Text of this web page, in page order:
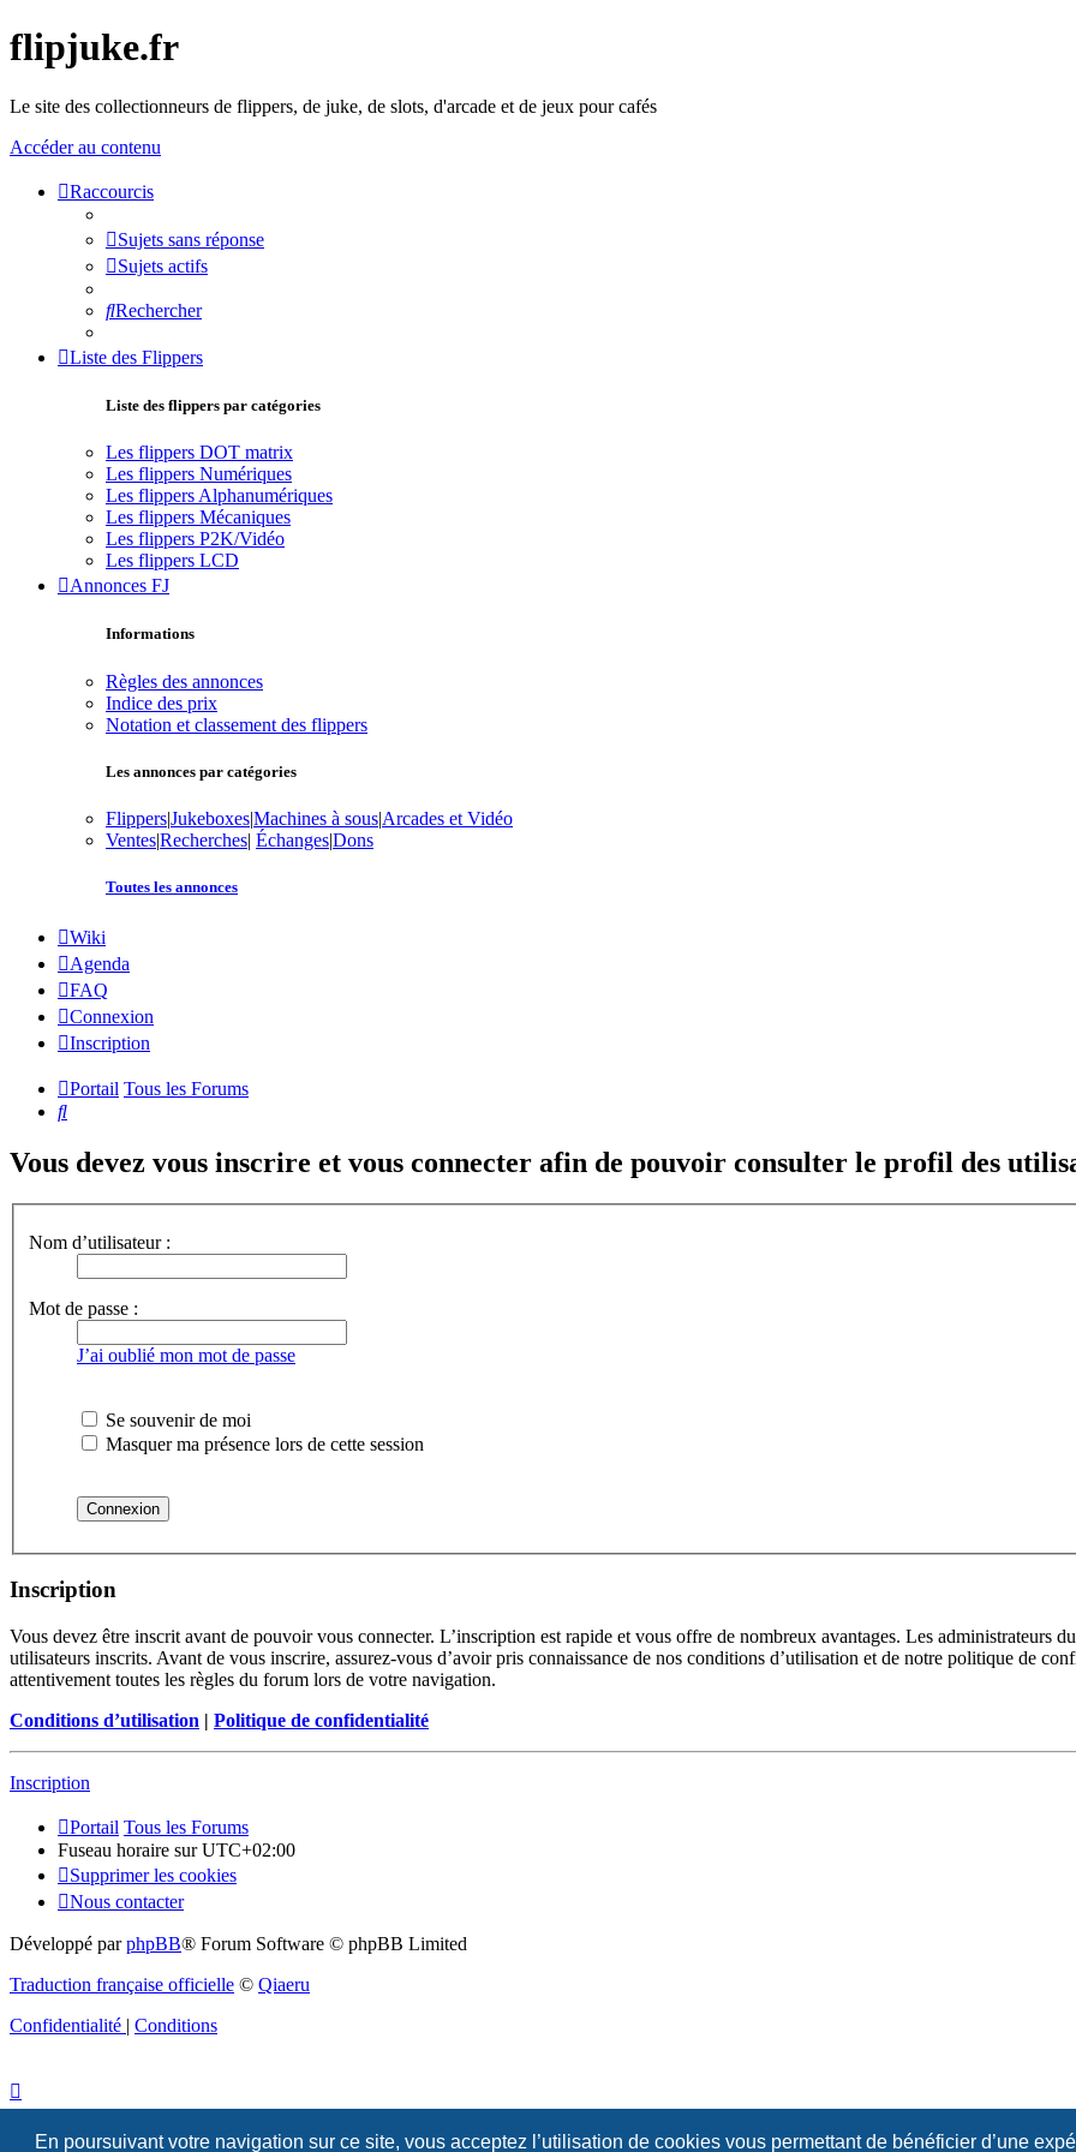
En poursuivant votre navigation sur ce site, vous acceptez l’utilisation de cookies vous permettant de bénéficier d’une
flipjuke.fr
Le site des collectionneurs de flippers, de juke, de slots, d'arcade et de jeux pour cafés
Accéder au contenu
Raccourcis
Sujets sans réponse
Sujets actifs
Rechercher
Liste des Flippers
Liste des flippers par catégories
Les flippers DOT matrix
Les flippers Numériques
Les flippers Alphanumériques
Les flippers Mécaniques
Les flippers P2K/Vidéo
Les flippers LCD
Annonces FJ
Informations
Règles des annonces
Indice des prix
Notation et classement des flippers
Les annonces par catégories
Flippers|Jukeboxes|Machines à sous|Arcades et Vidéo
Ventes|Recherches| Échanges|Dons
Toutes les annonces
Wiki
Agenda
FAQ
Connexion
Inscription
Portail Tous les Forums
Rechercher
Vous devez vous inscrire et vous connecter afin de pouvoir consulter le profil des
Nom d’utilisateur :
Mot de passe :
J’ai oublié mon mot de passe
Se souvenir de moi
Masquer ma présence lors de cette session
Inscription
Vous devez être inscrit avant de pouvoir vous connecter. L’inscription est rapide et vous offre de nombreux avantages. Les administrateurs
utilisateurs inscrits. Avant de vous inscrire, assurez-vous d’avoir pris connaissance de nos conditions d’utilisation et de notre politique de
attentivement toutes les règles du forum lors de votre navigation.
Conditions d’utilisation | Politique de confidentialité
Inscription
Portail Tous les Forums
Fuseau horaire surUTC+02:00
Supprimer les cookies
Nous contacter
Développé parphpBB® Forum Software © phpBB Limited
Traduction française officielle © Qiaeru
Confidentialité | Conditions